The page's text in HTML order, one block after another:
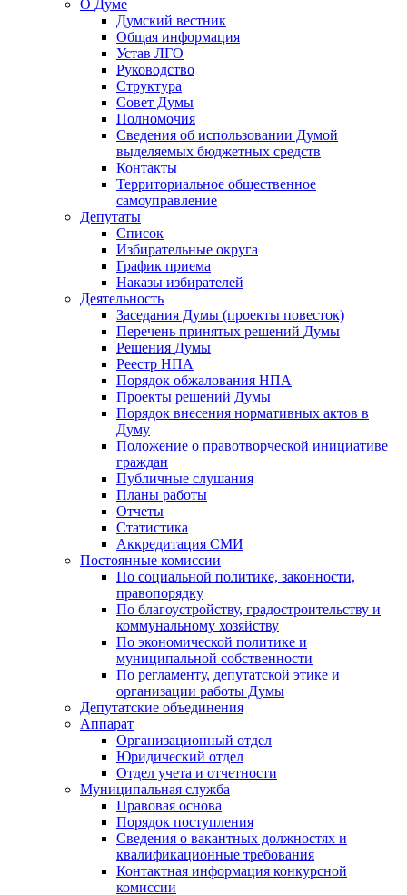
О Думе
Думский вестник
Общая информация
Устав ЛГО
Руководство
Структура
Совет Думы
Полномочия
Сведения об использовании Думой
выделяемых бюджетных средств
Контакты
Территориальное общественное
самоуправление
Депутаты
Список
Избирательные округа
График приема
Наказы избирателей
Деятельность
Заседания Думы (проекты повесток)
Перечень принятых решений Думы
Решения Думы
Реестр НПА
Порядок обжалования НПА
Проекты решений Думы
Порядок внесения нормативных актов в
Думу
Положение о правотворческой инициативе
граждан
Публичные слушания
Планы работы
Отчеты
Статистика
Аккредитация СМИ
Постоянные комиссии
По социальной политике, законности,
правопорядку
По благоустройству, градостроительству и
коммунальному хозяйству
По экономической политике и
муниципальной собственности
По регламенту, депутатской этике и
организации работы Думы
Депутатские объединения
Аппарат
Организационный отдел
Юридический отдел
Отдел учета и отчетности
Муниципальная служба
Правовая основа
Порядок поступления
Сведения о вакантных должностях и
квалификационные требования
Контактная информация конкурсной
комиссии